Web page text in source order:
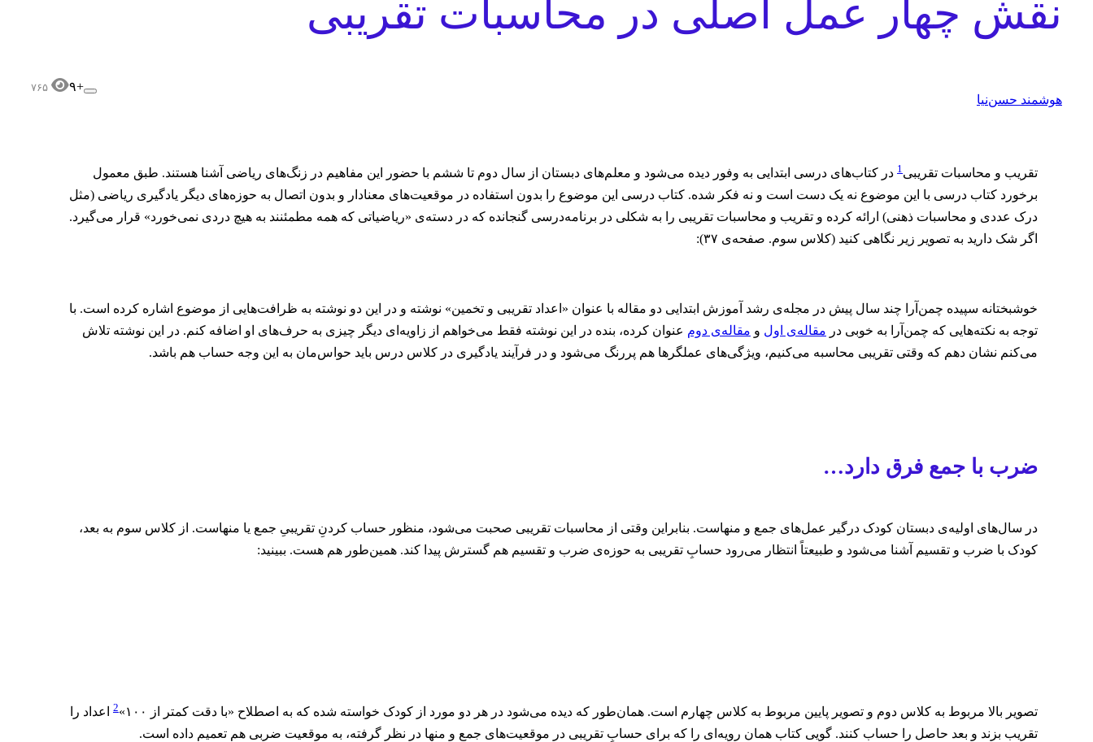
نقش چهار عمل اصلی در محاسبات تقریبی
هوشمند حسن‌نیا
+۹ ۷۶۵
تقریب و محاسبات تقریبی 1 در کتاب‌های درسی ابتدایی به وفور دیده می‌شود و معلم‌های دبستان از سال دوم تا ششم با حضور این مفاهیم در زنگ‌های ریاضی آشنا هستند. طبق معمول
برخورد کتاب درسی با این موضوع نه یک دست است و نه فکر شده. کتاب درسی این موضوع را بدون استفاده در موقعیت‌های معنادار و بدون اتصال به حوزه‌های دیگر یادگیری ریاضی (مثل
درک عددی و محاسبات ذهنی) ارائه کرده و تقریب و محاسبات تقریبی را به شکلی در برنامه‌درسی گنجانده که در دسته‌ی «ریاضیاتی که همه مطمئنند به هیچ دردی نمی‌خورد» قرار می‌گیرد.
اگر شک دارید به تصویر زیر نگاهی کنید (کلاس سوم. صفحه‌ی ۳۷):
خوشبختانه سپیده چمن‌آرا چند سال پیش در مجله‌ی رشد آموزش ابتدایی دو مقاله با عنوان «اعداد تقریبی و تخمین» نوشته و در این دو نوشته به ظرافت‌هایی از موضوع اشاره کرده است. با
توجه به نکته‌هایی که چمن‌آرا به خوبی در مقاله‌‌ی اول و مقاله‌ی دوم عنوان کرده، بنده در این نوشته فقط می‌خواهم از زاویه‌ای دیگر چیزی به حرف‌های او اضافه کنم. در این نوشته تلاش
می‌کنم نشان دهم که وقتی تقریبی محاسبه‌ می‌کنیم، ویژگی‌های عملگرها هم پررنگ می‌شود و در فرآیند یادگیری در کلاس درس باید حواس‌مان به این وجه حساب هم باشد.
ضرب با جمع فرق دارد…
در سال‌های اولیه‌ی دبستان کودک درگیر عمل‌های جمع و منهاست. بنابراین وقتی از محاسبات تقریبی صحبت می‌شود، منظور حساب کردنِ تقریبیِ جمع یا منهاست. از کلاس سوم به بعد،
کودک با ضرب و تقسیم آشنا می‌شود و طبیعتاً انتظار می‌رود حسابِ تقریبی به حوزه‌ی ضرب و تقسیم هم گسترش پیدا کند. همین‌طور هم هست. ببینید:
تصویر بالا مربوط به کلاس دوم و تصویر پایین مربوط به کلاس چهارم است. همان‌طور که دیده می‌شود در هر دو مورد از کودک خواسته شده که به اصطلاح «با دقت کمتر از ۱۰۰» 2 اعداد را
تقریب بزند و بعد حاصل را حساب کنند. گویی کتاب همان رویه‌ای را که برای حسابِ تقریبی در موقعیت‌های جمع و منها در نظر گرفته، به موقعیت ضربی هم تعمیم داده است.